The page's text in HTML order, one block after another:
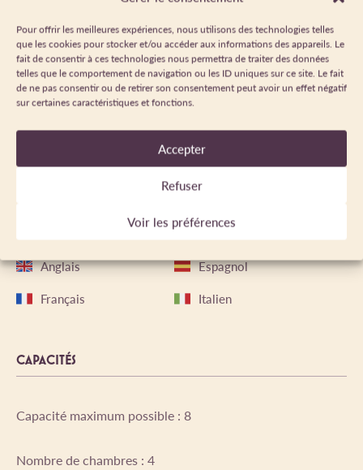
Pour offrir les meilleures expériences, nous utilisons des technologies telles
que les cookies pour stocker et/ou accéder aux informations des appareils. Le
fait de consentir à ces technologies nous permettra de traiter des données
telles que le comportement de navigation ou les ID uniques sur ce site. Le fait
de ne pas consentir ou de retirer son consentement peut avoir un effet négatif
sur certaines caractéristiques et fonctions.
Accepter
Refuser
Voir les préférences
Chèque-Vacances
Espèces
PÉRIODE D'OUVERTURE
Du 01/01/2025 au 10/10/2026 tous les jours.
Anglais
Espagnol
Français
Italien
CAPACITÉS
Capacité maximum possible : 8
Nombre de chambres : 4